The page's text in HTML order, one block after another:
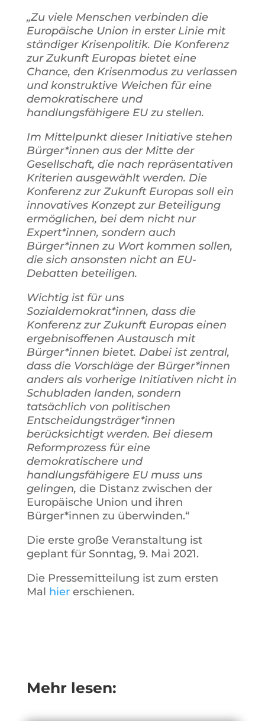
„Zu viele Menschen verbinden die
Europäische Union in erster Linie mit
ständiger Krisenpolitik. Die Konferenz
zur Zukunft Europas bietet eine
Chance, den Krisenmodus zu verlassen
und konstruktive Weichen für eine
demokratischere und
handlungsfähigere EU zu stellen.
Im Mittelpunkt dieser Initiative stehen
Bürger*innen aus der Mitte der
Gesellschaft, die nach repräsentativen
Kriterien ausgewählt werden. Die
Konferenz zur Zukunft Europas soll ein
innovatives Konzept zur Beteiligung
ermöglichen, bei dem nicht nur
Expert*innen, sondern auch
Bürger*innen zu Wort kommen sollen,
die sich ansonsten nicht an EU-
Debatten beteiligen.
Wichtig ist für uns
Sozialdemokrat*innen, dass die
Konferenz zur Zukunft Europas einen
ergebnisoffenen Austausch mit
Bürger*innen bietet. Dabei ist zentral,
dass die Vorschläge der Bürger*innen
anders als vorherige Initiativen nicht in
Schubladen landen, sondern
tatsächlich von politischen
Entscheidungsträger*innen
berücksichtigt werden. Bei diesem
Reformprozess für eine
demokratischere und
handlungsfähigere EU muss uns
gelingen, die Distanz zwischen der
Europäische Union und ihren
Bürger*innen zu überwinden.“
Die erste große Veranstaltung ist
geplant für Sonntag, 9. Mai 2021.
Die Pressemitteilung ist zum ersten
Mal hiererschienen.
Mehr lesen: